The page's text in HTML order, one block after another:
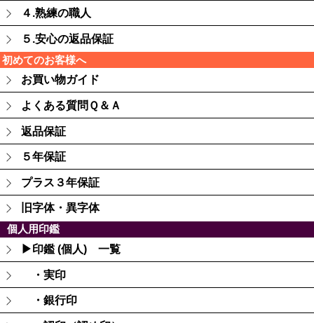
４.熟練の職人
５.安心の返品保証
初めてのお客様へ
お買い物ガイド
よくある質問Ｑ＆Ａ
返品保証
５年保証
プラス３年保証
旧字体・異字体
個人用印鑑
▶印鑑 (個人) 一覧
・実印
・銀行印